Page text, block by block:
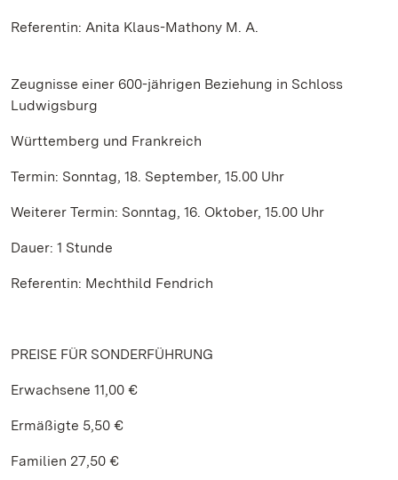
Referentin: Anita Klaus-Mathony M. A.
Zeugnisse einer 600-jährigen Beziehung in Schloss
Ludwigsburg
Württemberg und Frankreich
Termin: Sonntag, 18. September, 15.00 Uhr
Weiterer Termin: Sonntag, 16. Oktober, 15.00 Uhr
Dauer: 1 Stunde
Referentin: Mechthild Fendrich
PREISE FÜR SONDERFÜHRUNG
Erwachsene 11,00 €
Ermäßigte 5,50 €
Familien 27,50 €